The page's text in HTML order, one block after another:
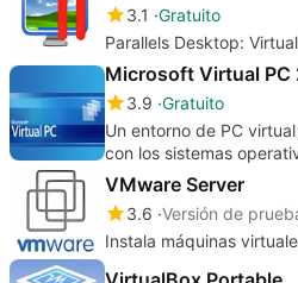
3.1 Gratuito
Parallels Desktop:
Microsoft Virtual PC
3.9 Gratuito
Un entorno de PC
con los sistemas
VMware Server
3.6 Versión de
Instala máquinas